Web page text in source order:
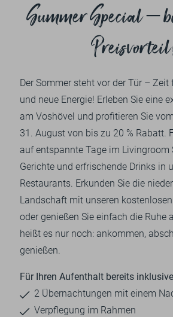
Summer Special –
Der Sommer steht vor der Tür – Zeit
und neue Energie! Erleben Sie eine
am Voshövel und profitieren Sie
31. August von bis zu 20 % Rabatt.
auf entspannte Tage im Livingroom
Gerichte und erfrischende Drinks in
Restaurants. Erkunden Sie die
Landschaft mit unseren
oder genießen Sie einfach die Ruhe
heißt es nur noch: ankommen,
genießen.
Für Ihren Aufenthalt bereits inklusive
2 Übernachtungen mit einem
Verpflegung im Rahmen